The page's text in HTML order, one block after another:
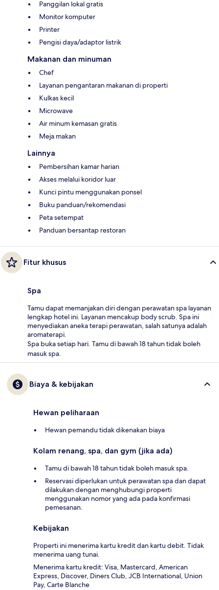
Panggilan lokal gratis
Monitor komputer
Printer
Pengisi daya/adaptor listrik
Makanan dan minuman
Chef
Layanan pengantaran makanan di properti
Kulkas kecil
Microwave
Air minum kemasan gratis
Meja makan
Lainnya
Pembersihan kamar harian
Akses melalui koridor luar
Kunci pintu menggunakan ponsel
Buku panduan/rekomendasi
Peta setempat
Panduan bersantap restoran
Fitur khusus
Spa
Tamu dapat memanjakan diri dengan perawatan spa layanan
lengkap hotel ini. Layanan mencakup body scrub. Spa ini
menyediakan aneka terapi perawatan, salah satunya adalah
aromaterapi.
Spa buka setiap hari. Tamu di bawah 18 tahun tidak boleh
masuk spa.
Biaya & kebijakan
Hewan peliharaan
Hewan pemandu tidak dikenakan biaya
Kolam renang, spa, dan gym (jika ada)
Tamu di bawah 18 tahun tidak boleh masuk spa.
Reservasi diperlukan untuk perawatan spa dan dapat
dilakukan dengan menghubungi properti
menggunakan nomor yang ada pada konfirmasi
pemesanan.
Kebijakan
Properti ini menerima kartu kredit dan kartu debit. Tidak
menerima uang tunai.
Menerima kartu kredit: Visa, Mastercard, American
Express, Discover, Diners Club, JCB International, Union
Pay, Carte Blanche